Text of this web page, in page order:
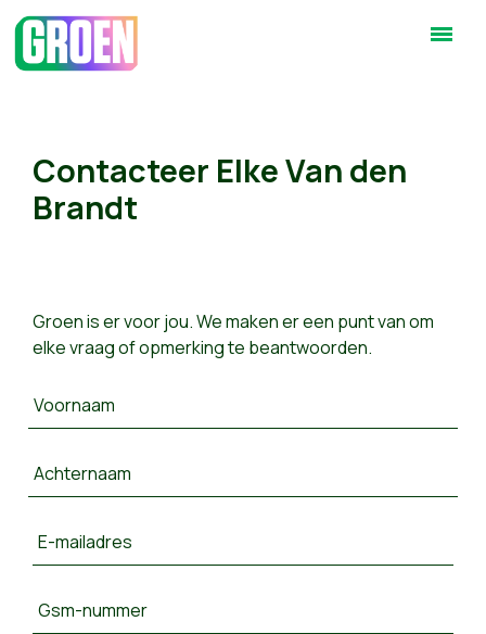
Contacteer Elke Van den
Brandt
Groen is er voor jou. We maken er een punt van om
elke vraag of opmerking te beantwoorden.
Voornaam
Achternaam
E-mailadres
Gsm-nummer